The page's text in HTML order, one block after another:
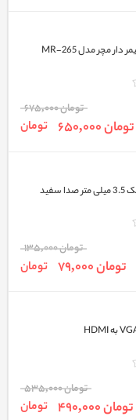
تومان 675,000
تومان 650,000 تومان
تومان 135,000
تومان 79,000 تومان
تومان 535,000
تومان 490,000 تومان